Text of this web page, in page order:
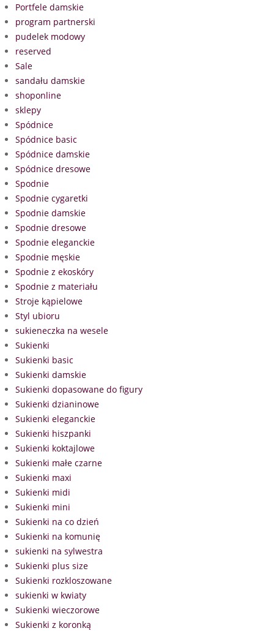
Portfele damskie
program partnerski
pudelek modowy
reserved
Sale
sandału damskie
shoponline
sklepy
Spódnice
Spódnice basic
Spódnice damskie
Spódnice dresowe
Spodnie
Spodnie cygaretki
Spodnie damskie
Spodnie dresowe
Spodnie eleganckie
Spodnie męskie
Spodnie z ekoskóry
Spodnie z materiału
Stroje kąpielowe
Styl ubioru
sukieneczka na wesele
Sukienki
Sukienki basic
Sukienki damskie
Sukienki dopasowane do figury
Sukienki dzianinowe
Sukienki eleganckie
Sukienki hiszpanki
Sukienki koktajlowe
Sukienki małe czarne
Sukienki maxi
Sukienki midi
Sukienki mini
Sukienki na co dzień
Sukienki na komunię
sukienki na sylwestra
Sukienki plus size
Sukienki rozkloszowane
sukienki w kwiaty
Sukienki wieczorowe
Sukienki z koronką